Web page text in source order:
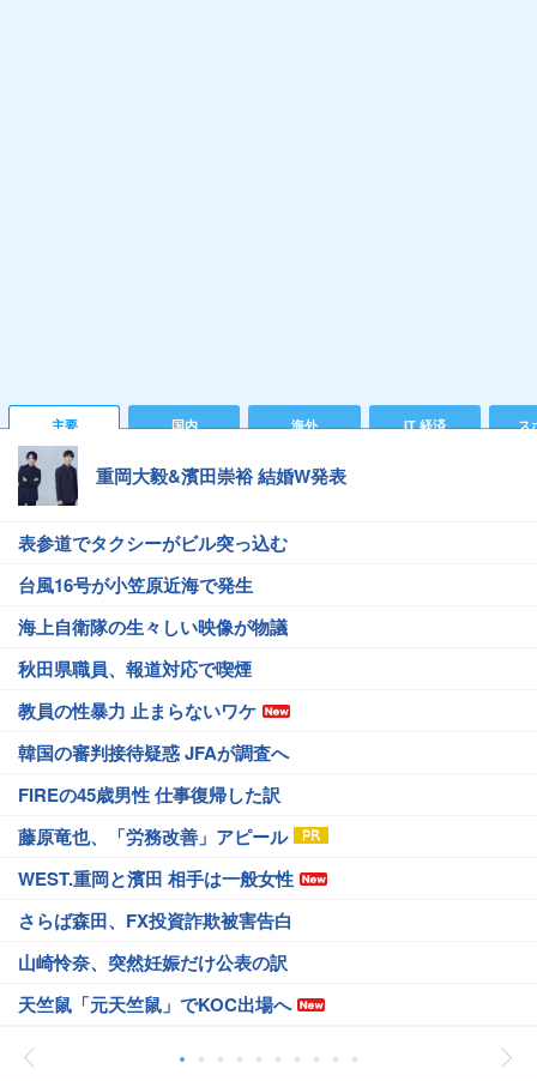
主要 国内 海外 IT 経済 ス
重岡大毅&濱田崇裕 結婚W発表
表参道でタクシーがビル突っ込む
台風16号が小笠原近海で発生
海上自衛隊の生々しい映像が物議
秋田県職員、報道対応で喫煙
教員の性暴力 止まらないワケ
韓国の審判接待疑惑 JFAが調査へ
FIREの45歳男性 仕事復帰した訳
藤原竜也、「労務改善」アピール
WEST.重岡と濱田 相手は一般女性
さらば森田、FX投資詐欺被害告白
山崎怜奈、突然妊娠だけ公表の訳
天竺鼠「元天竺鼠」でKOC出場へ